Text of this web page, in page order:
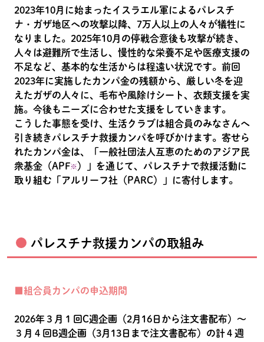
2023年10月に始まったイスラエル軍によるパレスチ
ナ・ガザ地区への攻撃以降、7万人以上の人々が犠牲に
なりました。2025年10月の停戦合意後も攻撃が続き、
人々は避難所で生活し、慢性的な栄養不足や医療支援の
不足など、基本的な生活からは程遠い状況です。前回
2023年に実施したカンパ金の残額から、厳しい冬を迎
えたガザの人々に、毛布や風除けシート、衣類支援を実
施。今後もニーズに合わせた支援をしていきます。
こうした事態を受け、生活クラブは組合員のみなさんへ
引き続きパレスチナ救援カンパを呼びかけます。寄せら
れたカンパ金は、「一般社団法人互恵のためのアジア民
衆基金（APF※ ）」を通じて、パレスチナで救援活動に
取り組む「アルリーフ社（PARC）」に寄付します。
パレスチナ救援カンパの取組み
■組合員カンパの申込期間
2026年３月１回C週企画（2月16日から注文書配布）～
３月４回B週企画（3月13日まで注文書配布）の計４週